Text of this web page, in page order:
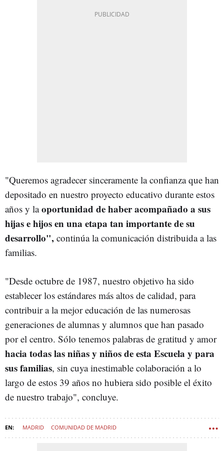
"Queremos agradecer sinceramente la confianza que han
depositado en nuestro proyecto educativo durante estos
años y laoportunidad de haber acompañado a sus
hijas e hijos en una etapa tan importante de su
desarrollo", continúa la comunicación distribuida a las
familias.
"Desde octubre de 1987, nuestro objetivo ha sido
establecer los estándares más altos de calidad, para
contribuir a la mejor educación de las numerosas
generaciones de alumnas y alumnos que han pasado
por el centro. Sólo tenemos palabras de gratitud y amor
hacia todas las niñas y niños de esta Escuela y para
sus familias, sin cuya inestimable colaboración a lo
largo de estos 39 años no hubiera sido posible el éxito
de nuestro trabajo", concluye.
MADRID COMUNIDAD DE MADRID